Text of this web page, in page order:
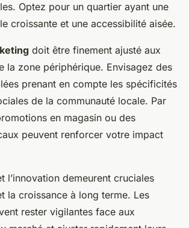
Optez pour un quartier ayant une
croissante et une accessibilité aisée.
doit être finement ajusté aux
la zone périphérique. Envisagez des
prenant en compte les spécificités
de la communauté locale. Par
en magasin ou des
peuvent renforcer votre impact
l’innovation demeurent cruciales
la croissance à long terme. Les
rester vigilantes face aux